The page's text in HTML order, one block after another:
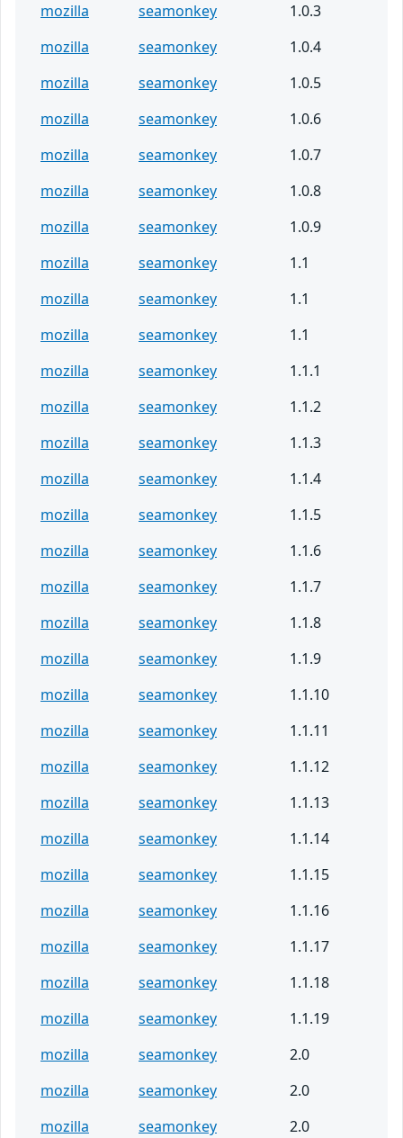
mozilla
seamonkey
1.0.3
mozilla
seamonkey
1.0.4
mozilla
seamonkey
1.0.5
mozilla
seamonkey
1.0.6
mozilla
seamonkey
1.0.7
mozilla
seamonkey
1.0.8
mozilla
seamonkey
1.0.9
mozilla
seamonkey
1.1
mozilla
seamonkey
1.1
mozilla
seamonkey
1.1
mozilla
seamonkey
1.1.1
mozilla
seamonkey
1.1.2
mozilla
seamonkey
1.1.3
mozilla
seamonkey
1.1.4
mozilla
seamonkey
1.1.5
mozilla
seamonkey
1.1.6
mozilla
seamonkey
1.1.7
mozilla
seamonkey
1.1.8
mozilla
seamonkey
1.1.9
mozilla
seamonkey
1.1.10
mozilla
seamonkey
1.1.11
mozilla
seamonkey
1.1.12
mozilla
seamonkey
1.1.13
mozilla
seamonkey
1.1.14
mozilla
seamonkey
1.1.15
mozilla
seamonkey
1.1.16
mozilla
seamonkey
1.1.17
mozilla
seamonkey
1.1.18
mozilla
seamonkey
1.1.19
mozilla
seamonkey
2.0
mozilla
seamonkey
2.0
mozilla
seamonkey
2.0